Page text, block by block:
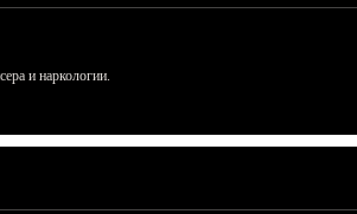
и наркологии.